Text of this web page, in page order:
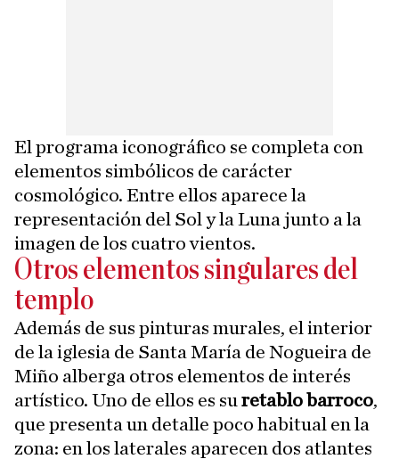
El programa iconográfico se completa con
elementos simbólicos de carácter
cosmológico. Entre ellos aparece la
representación del Sol y la Luna junto a la
imagen de los cuatro vientos.
Otros elementos singulares del
templo
Además de sus pinturas murales, el interior
de la iglesia de Santa María de Nogueira de
Miño alberga otros elementos de interés
artístico. Uno de ellos es su retablo barroco,
que presenta un detalle poco habitual en la
zona: en los laterales aparecen dos atlantes